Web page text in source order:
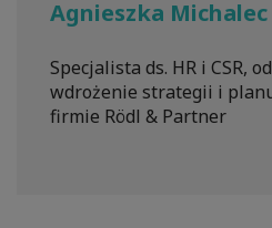
Agnieszka Michalec
Specjalista ds. HR i CSR,
wdrożenie strategii i planu
firmie Rödl & Partner